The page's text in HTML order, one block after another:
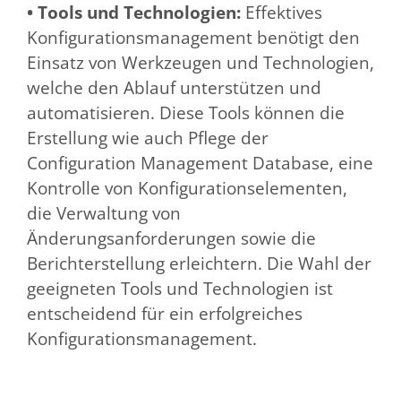
• Tools und Technologien: Effektives
Konfigurationsmanagement benötigt den
Einsatz von Werkzeugen und Technologien,
welche den Ablauf unterstützen und
automatisieren. Diese Tools können die
Erstellung wie auch Pflege der
Configuration Management Database, eine
Kontrolle von Konfigurationselementen,
die Verwaltung von
Änderungsanforderungen sowie die
Berichterstellung erleichtern. Die Wahl der
geeigneten Tools und Technologien ist
entscheidend für ein erfolgreiches
Konfigurationsmanagement.